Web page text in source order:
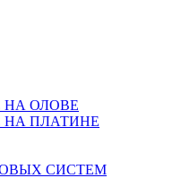
НА ОЛОВЕ
НА ПЛАТИНЕ
СИСТЕМ